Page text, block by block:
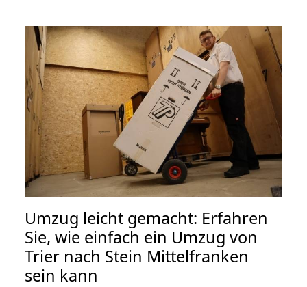
Umzug leicht gemacht: Erfahren
Sie, wie einfach ein Umzug von
Trier nach Stein Mittelfranken
sein kann